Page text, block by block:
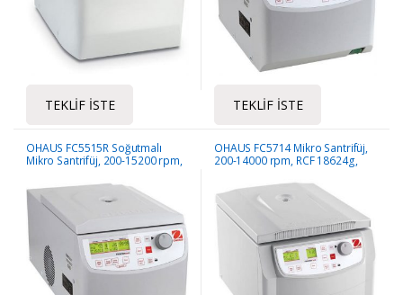
TEKLIF İSTE TEKLIF İSTE
OHAUS FC5515R Soğutmalı
Mikro Santrifüj, 200-15200 rpm,
44×1.5/2.0ml, 12x5ml
OHAUS FC5714 Mikro Santrifüj,
200-14000 rpm, RCF 18624g,